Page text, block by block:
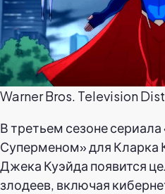
Warner Bros. Television
В третьем сезоне
Суперменом» для Кларка
Джека Куэйда появится
злодеев, включая